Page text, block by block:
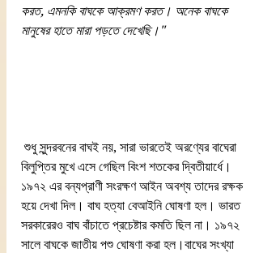
করত, এমনকি বাঘকে আক্রমণ করত। অনেক বাঘকে
মানুষের হাতে মারা পড়তে দেখেছি।"
শুধু সুন্দরবনের বাঘই নয়, সারা ভারতেই অরণ্যের বাঘেরা
বিলুপ্তির মুখে এসে গেছিল বিংশ শতকের দ্বিতীয়ার্ধে।
১৯৭২ এর বন্যপ্রাণী সংরক্ষণ আইন অবশ্য তাদের রক্ষক
হয়ে দেখা দিল। বাঘ হত্যা বেআইনি ঘোষণা হল। ভারত
সরকারেরও বাঘ বাঁচাতে প্রচেষ্টার কমতি ছিল না। ১৯৭২
সালে বাঘকে জাতীয় পশু ঘোষণা করা হল।বাঘের সংখ্যা